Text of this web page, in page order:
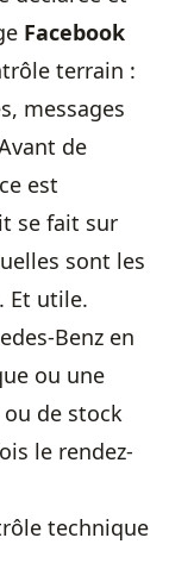
Facebook
terrain :
messages
de
est
se fait sur
sont les
Et utile.
Benz en
ou une
ou de stock
le rendez-
technique